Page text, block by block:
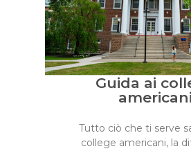
Guida ai
americani
Tutto ciò che ti serve
college americani, la